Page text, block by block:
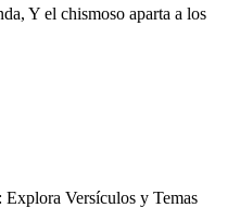
Y el chismoso aparta a los
Explora Versículos y Temas